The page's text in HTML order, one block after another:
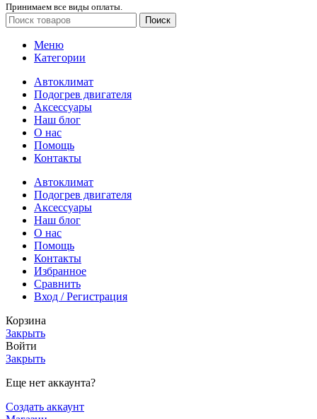
Принимаем все виды оплаты.
Поиск
Меню
Категории
Автоклимат
Подогрев двигателя
Аксессуары
Наш блог
О нас
Помощь
Контакты
Автоклимат
Подогрев двигателя
Аксессуары
Наш блог
О нас
Помощь
Контакты
Избранное
Сравнить
Вход / Регистрация
Корзина
Закрыть
Войти
Закрыть
Еще нет аккаунта?
Создать аккаунт